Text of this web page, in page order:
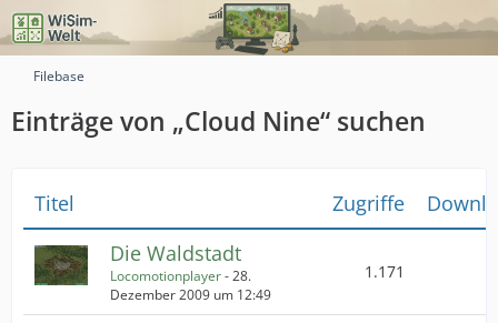
Filebase
Einträge von „Cloud Nine“ suchen
Titel Zugriffe
Die Waldstadt
Locomotionplayer-28.
Dezember 2009 um 12:49
1.171